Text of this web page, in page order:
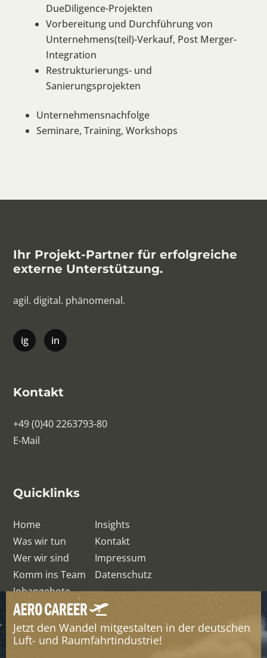
Jetzt den Wandel mitgestalten in der deutschen
Luft- und Raumfahrtindustrie!
DueDiligence-Projekten
Vorbereitung und Durchführung von
Unternehmens(teil)-Verkauf, Post Merger-
Integration
Restrukturierungs- und
Sanierungsprojekten
Unternehmensnachfolge
Seminare, Training, Workshops
Ihr Projekt-Partner für erfolgreiche
externe Unterstützung.
agil. digital. phänomenal.
Kontakt
+49 (0)40 2263793-80
E-Mail
Quicklinks
Home
Was wir tun
Wer wir sind
Komm ins Team
Jobangebote
Insights
Kontakt
Impressum
Datenschutz
© QRelation Management Team GmbH